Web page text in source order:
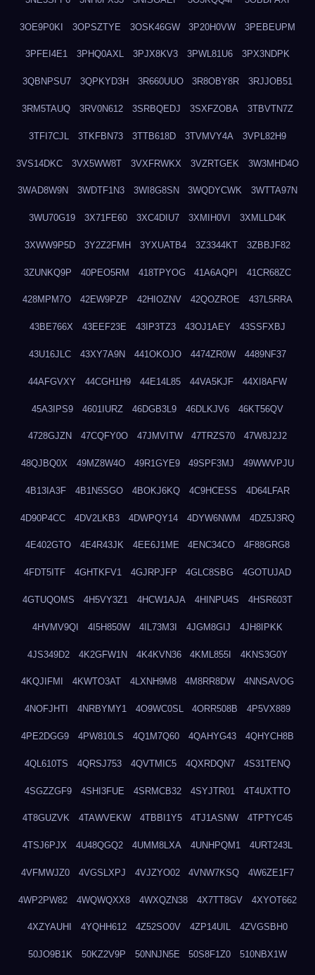
3OE9P0KI 3OPSZTYE 3OSK46GW 3P20H0VW 3PEBEUPM
3PFEI4E1 3PHQ0AXL 3PJX8KV3 3PWL81U6 3PX3NDPK
3QBNPSU7 3QPKYD3H 3R660UUO 3R8OBY8R 3RJJOB51
3RM5TAUQ 3RV0N612 3SRBQEDJ 3SXFZOBA 3TBVTN7Z
3TFI7CJL 3TKFBN73 3TTB618D 3TVMVY4A 3VPL82H9
3VS14DKC 3VX5WW8T 3VXFRWKX 3VZRTGEK 3W3MHD4O
3WAD8W9N 3WDTF1N3 3WI8G8SN 3WQDYCWK 3WTTA97N
3WU70G19 3X71FE60 3XC4DIU7 3XMIH0VI 3XMLLD4K
3XWW9P5D 3Y2Z2FMH 3YXUATB4 3Z3344KT 3ZBBJF82
3ZUNKQ9P 40PEO5RM 418TPYOG 41A6AQPI 41CR68ZC
428MPM7O 42EW9PZP 42HIOZNV 42QOZROE 437L5RRA
43BE766X 43EEF23E 43IP3TZ3 43OJ1AEY 43SSFXBJ
43U16JLC 43XY7A9N 441OKOJO 4474ZR0W 4489NF37
44AFGVXY 44CGH1H9 44E14L85 44VA5KJF 44XI8AFW
45A3IPS9 4601IURZ 46DGB3L9 46DLKJV6 46KT56QV
4728GJZN 47CQFY0O 47JMVITW 47TRZS70 47W8J2J2
48QJBQ0X 49MZ8W4O 49R1GYE9 49SPF3MJ 49WWVPJU
4B13IA3F 4B1N5SGO 4BOKJ6KQ 4C9HCESS 4D64LFAR
4D90P4CC 4DV2LKB3 4DWPQY14 4DYW6NWM 4DZ5J3RQ
4E402GTO 4E4R43JK 4EE6J1ME 4ENC34CO 4F88GRG8
4FDT5ITF 4GHTKFV1 4GJRPJFP 4GLC8SBG 4GOTUJAD
4GTUQOMS 4H5VY3Z1 4HCW1AJA 4HINPU4S 4HSR603T
4HVMV9QI 4I5H850W 4IL73M3I 4JGM8GIJ 4JH8IPKK
4JS349D2 4K2GFW1N 4K4KVN36 4KML855I 4KNS3G0Y
4KQJIFMI 4KWTO3AT 4LXNH9M8 4M8RR8DW 4NNSAVOG
4NOFJHTI 4NRBYMY1 4O9WC0SL 4ORR508B 4P5VX889
4PE2DGG9 4PW810LS 4Q1M7Q60 4QAHYG43 4QHYCH8B
4QL610TS 4QRSJ753 4QVTMIC5 4QXRDQN7 4S31TENQ
4SGZZGF9 4SHI3FUE 4SRMCB32 4SYJTR01 4T4UXTTO
4T8GUZVK 4TAWVEKW 4TBBI1Y5 4TJ1ASNW 4TPTYC45
4TSJ6PJX 4U48QGQ2 4UMM8LXA 4UNHPQM1 4URT243L
4VFMWJZ0 4VGSLXPJ 4VJZYO02 4VNW7KSQ 4W6ZE1F7
4WP2PW82 4WQWQXX8 4WXQZN38 4X7TT8GV 4XYOT662
4XZYAUHI 4YQHH612 4Z52SO0V 4ZP14UIL 4ZVGSBH0
50JO9B1K 50KZ2V9P 50NNJN5E 50S8F1Z0 510NBX1W